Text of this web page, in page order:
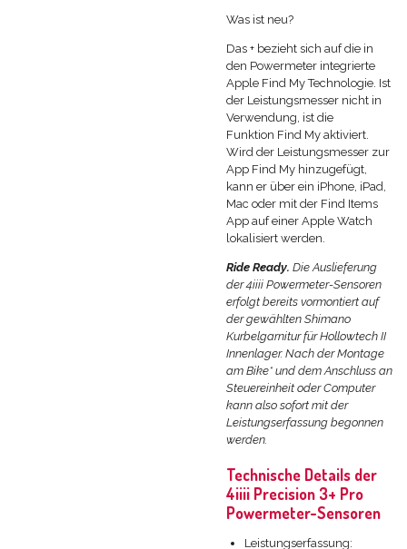
Was ist neu?
Das + bezieht sich auf die in
den Powermeter integrierte
Apple Find My Technologie. Ist
der Leistungsmesser nicht in
Verwendung, ist die
Funktion Find My aktiviert.
Wird der Leistungsmesser zur
App Find My hinzugefügt,
kann er über ein iPhone, iPad,
Mac oder mit der Find Items
App auf einer Apple Watch
lokalisiert werden.
Ride Ready. Die Auslieferung
der 4iiii Powermeter-Sensoren
erfolgt bereits vormontiert auf
der gewählten Shimano
Kurbelgarnitur für Hollowtech II
Innenlager. Nach der Montage
am Bike* und dem Anschluss an
Steuereinheit oder Computer
kann also sofort mit der
Leistungserfassung begonnen
werden.
Technische Details der
4iiii Precision 3+ Pro
Powermeter-Sensoren
Leistungserfassung: